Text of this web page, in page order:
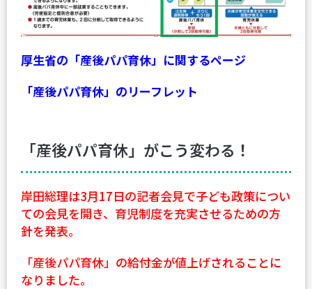
厚生省の「産後パパ育休」に関するページ
「産後パパ育休」のリーフレット
「産後パパ育休」がこう変わる！
岸田総理は3月17日の記者会見で子ども政策につい
ての会見を開き、育児制度を充実させるための方
針を発表。
「産後パパ育休」の給付金が値上げされることに
なりました。